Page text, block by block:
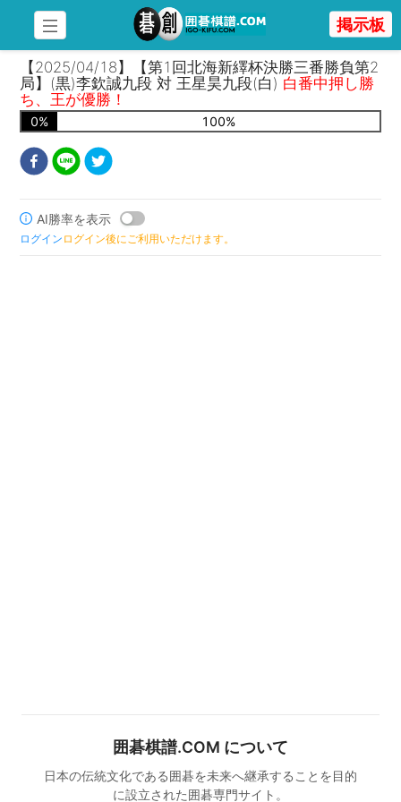
掲示板
【2025/04/18】【第1回北海新繹杯決勝三番勝負第2
局】(黒)李欽誠九段 対 王星昊九段(白) 白番中押し勝
ち、王が優勝！
0% 100%
AI勝率を表示
ログイン ログイン後にご利用いただけます。
囲碁棋譜.COM について
日本の伝統文化である囲碁を未来へ継承することを目的
に設立された囲碁専門サイト。